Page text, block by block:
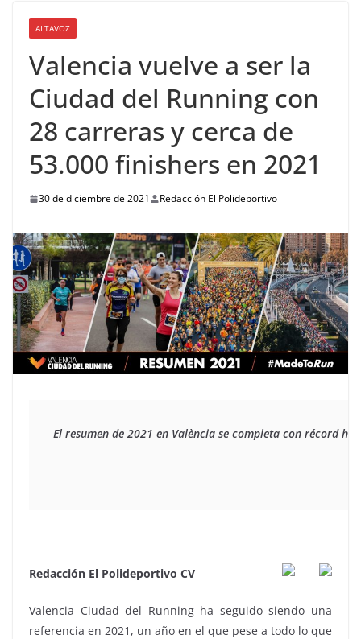
ALTAVOZ
Valencia vuelve a ser la
Ciudad del Running con
28 carreras y cerca de
53.000 finishers en 2021
30 de diciembre de 2021 Redacción El Polideportivo
El resumen de 2021 en València se completa con récord
Redacción El Polideportivo CV
Valencia Ciudad del Running ha seguido siendo una
referencia en 2021, un año en el que pese a todo lo que